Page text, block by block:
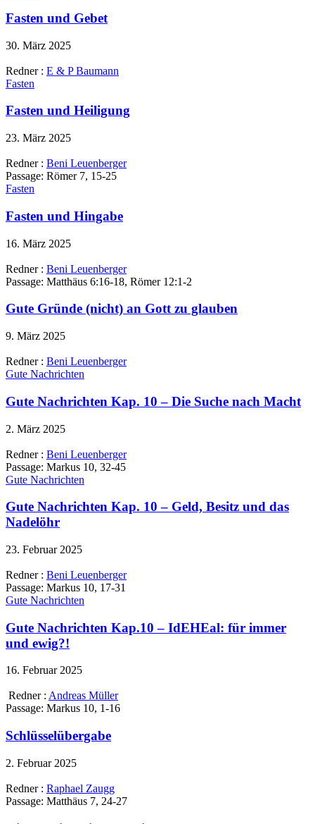
Fasten und Gebet
30. März 2025
Redner : E & P Baumann
Fasten
Fasten und Heiligung
23. März 2025
Redner : Beni Leuenberger
Passage: Römer 7, 15-25
Fasten
Fasten und Hingabe
16. März 2025
Redner : Beni Leuenberger
Passage: Matthäus 6:16-18, Römer 12:1-2
Gute Gründe (nicht) an Gott zu glauben
9. März 2025
Redner : Beni Leuenberger
Gute Nachrichten
Gute Nachrichten Kap. 10 – Die Suche nach Macht
2. März 2025
Redner : Beni Leuenberger
Passage: Markus 10, 32-45
Gute Nachrichten
Gute Nachrichten Kap. 10 – Geld, Besitz und das
Nadelöhr
23. Februar 2025
Redner : Beni Leuenberger
Passage: Markus 10, 17-31
Gute Nachrichten
Gute Nachrichten Kap.10 – IdEHEal: für immer
und ewig?!
16. Februar 2025
Redner : Andreas Müller
Passage: Markus 10, 1-16
Schlüsselübergabe
2. Februar 2025
Redner : Raphael Zaugg
Passage: Matthäus 7, 24-27